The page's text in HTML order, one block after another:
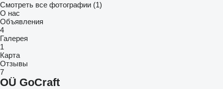
Смотреть все фотографии (1)
О нас
Объявления
4
Галерея
1
Карта
Отзывы
7
OÜ GoCraft